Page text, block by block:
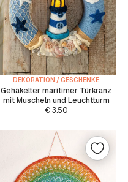
DEKORATION / GESCHENKE
Gehäkelter maritimer Türkranz
mit Muscheln und Leuchtturm
€3.50